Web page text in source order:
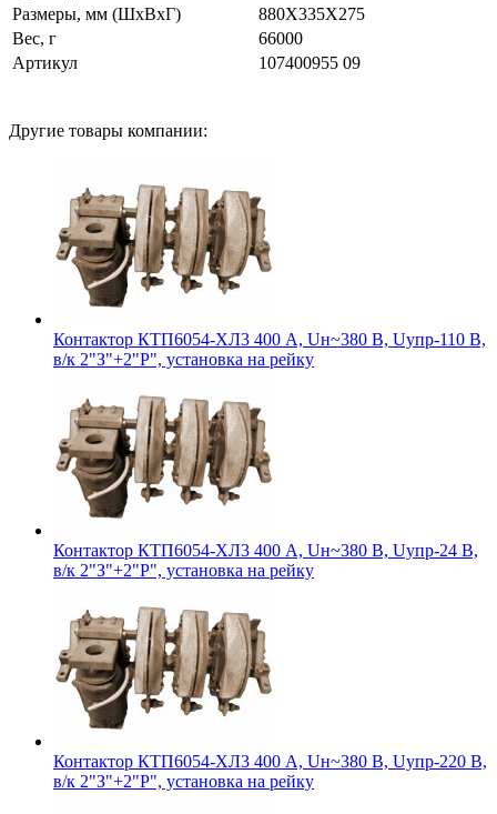
Размеры, мм (ШхВхГ)
880Х335Х275
Вес, г
66000
Артикул
107400955 09
Другие товары компании:
Контактор КТП6054-ХЛ3 400 А, Uн~380 В, Uупр-110 В,
в/к 2"З"+2"Р", установка на рейку
Контактор КТП6054-ХЛ3 400 А, Uн~380 В, Uупр-24 В,
в/к 2"З"+2"Р", установка на рейку
Контактор КТП6054-ХЛ3 400 А, Uн~380 В, Uупр-220 В,
в/к 2"З"+2"Р", установка на рейку